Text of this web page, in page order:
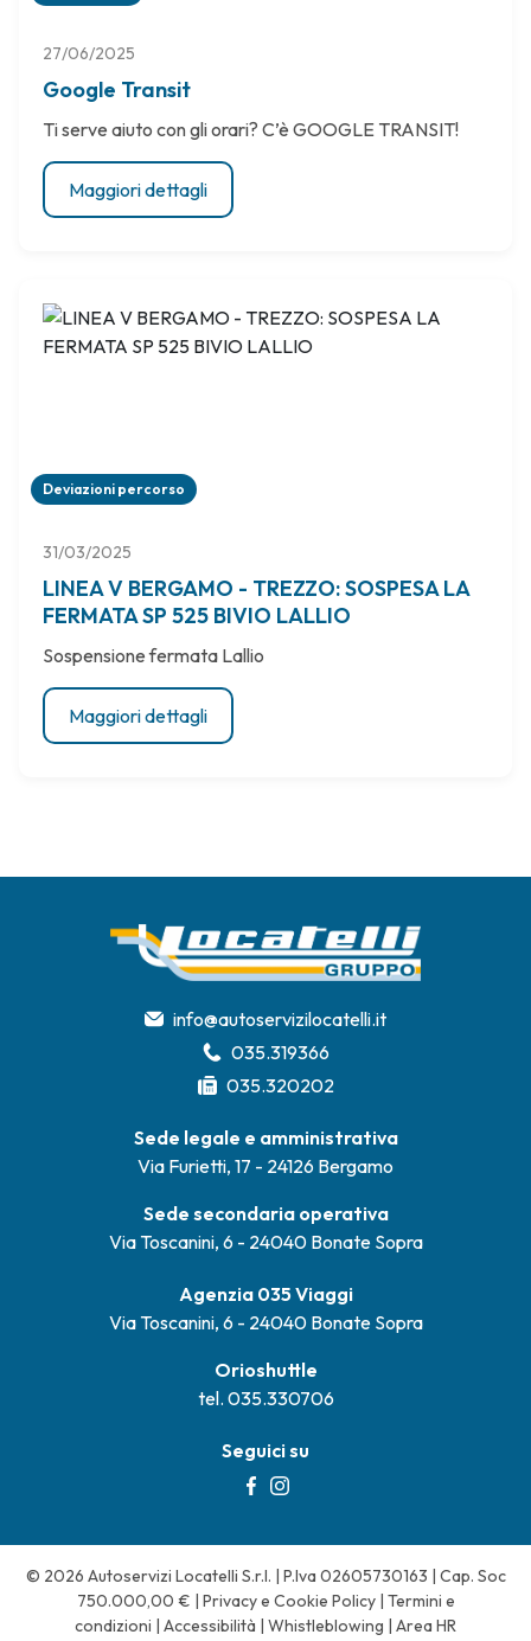
27/06/2025
Google Transit
Ti serve aiuto con gli orari? C’è GOOGLE TRANSIT!
Maggiori dettagli
Deviazioni percorso
31/03/2025
LINEA V BERGAMO - TREZZO: SOSPESA LA
FERMATA SP 525 BIVIO LALLIO
Sospensione fermata Lallio
Maggiori dettagli
info@autoservizilocatelli.it
035.319366
035.320202
Sede legale e amministrativa
Via Furietti, 17 - 24126 Bergamo
Sede secondaria operativa
Via Toscanini, 6 - 24040 Bonate Sopra
Agenzia 035 Viaggi
Via Toscanini, 6 - 24040 Bonate Sopra
Orioshuttle
tel. 035.330706
Seguici su
© 2026 Autoservizi Locatelli S.r.l. | P.Iva 02605730163 | Cap. Soc
750.000,00 € | Privacy e Cookie Policy| Termini e
condizioni | Accessibilità | Whistleblowing | Area HR